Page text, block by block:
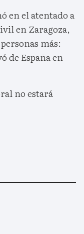
en el atentado a
en Zaragoza,
más:
de España en
no estará